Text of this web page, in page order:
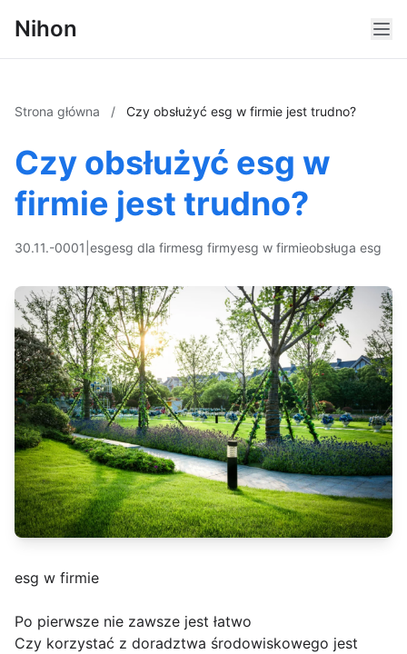
Nihon
Strona główna / Czy obsłużyć esg w firmie jest trudno?
Czy obsłużyć esg w
firmie jest trudno?
30.11.-0001 esgesg dla firmesg firmyesg w firmieobsługa esg
esg w firmie
Po pierwsze nie zawsze jest łatwo
Czy korzystać z doradztwa środowiskowego jest